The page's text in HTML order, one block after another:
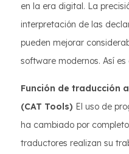
en la era digital. La
interpretación de las
pueden mejorar
software modernos. Así es
Función de traducción
(CAT Tools) El uso de
ha cambiado por
traductores realizan su